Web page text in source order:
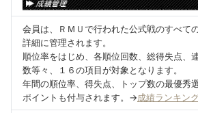
会員は、ＲＭＵで行われた公式戦のすべて
詳細に管理されます。
順位率をはじめ、各順位回数、総得失点、
数等々、１６の項目が対象となります。
年間の順位率、得失点、トップ数の最優秀
ポイントも付与されます。→成績ランキン